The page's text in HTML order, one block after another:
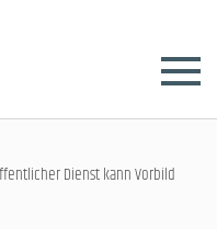
Dienst kann Vorbild